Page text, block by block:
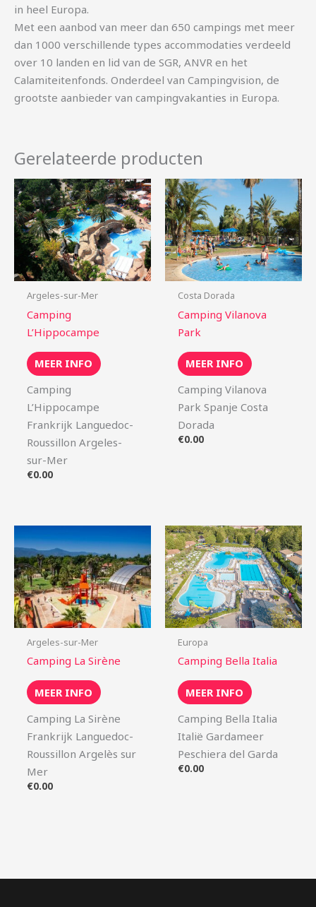
in heel Europa.
Met een aanbod van meer dan 650 campings met meer
dan 1000 verschillende types accommodaties verdeeld
over 10 landen en lid van de SGR, ANVR en het
Calamiteitenfonds. Onderdeel van Campingvision, de
grootste aanbieder van campingvakanties in Europa.
Gerelateerde producten
Argeles-sur-Mer
Camping
L’Hippocampe
MEER INFO
Camping
L’Hippocampe
Frankrijk Languedoc-
Roussillon Argeles-
sur-Mer
€0.00
Costa Dorada
Camping Vilanova
Park
MEER INFO
Camping Vilanova
Park Spanje Costa
Dorada
€0.00
Argeles-sur-Mer
Camping La Sirène
MEER INFO
Camping La Sirène
Frankrijk Languedoc-
Roussillon Argelès sur
Mer
€0.00
Europa
Camping Bella Italia
MEER INFO
Camping Bella Italia
Italië Gardameer
Peschiera del Garda
€0.00